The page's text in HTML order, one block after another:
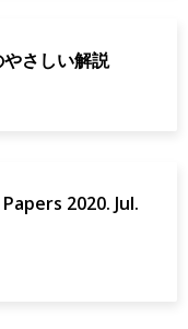
さしい解説
2020. Jul.